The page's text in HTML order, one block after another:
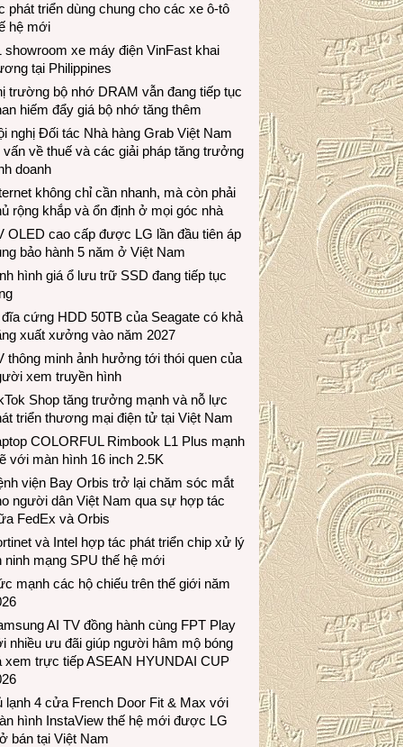
phát triển dùng chung cho các xe ô-tô
hệ mới
showroom xe máy điện VinFast khai
tại Philippines
trường bộ nhớ DRAM vẫn đang tiếp tục
hiếm đẩy giá bộ nhớ tăng thêm
nghị Đối tác Nhà hàng Grab Việt Nam
về thuế và các giải pháp tăng trưởng
doanh
không chỉ cần nhanh, mà còn phải
rộng khắp và ổn định ở mọi góc nhà
OLED cao cấp được LG lần đầu tiên áp
bảo hành 5 năm ở Việt Nam
hình giá ổ lưu trữ SSD đang tiếp tục
cứng HDD 50TB của Seagate có khả
xuất xưởng vào năm 2027
thông minh ảnh hưởng tới thói quen của
xem truyền hình
Shop tăng trưởng mạnh và nỗ lực
triển thương mại điện tử tại Việt Nam
COLORFUL Rimbook L1 Plus mạnh
với màn hình 16 inch 2.5K
viện Bay Orbis trở lại chăm sóc mắt
người dân Việt Nam qua sự hợp tác
FedEx và Orbis
và Intel hợp tác phát triển chip xử lý
ninh mạng SPU thế hệ mới
mạnh các hộ chiếu trên thế giới năm
AI TV đồng hành cùng FPT Play
nhiều ưu đãi giúp người hâm mộ bóng
xem trực tiếp ASEAN HYUNDAI CUP
lạnh 4 cửa French Door Fit & Max với
hình InstaView thế hệ mới được LG
bán tại Việt Nam